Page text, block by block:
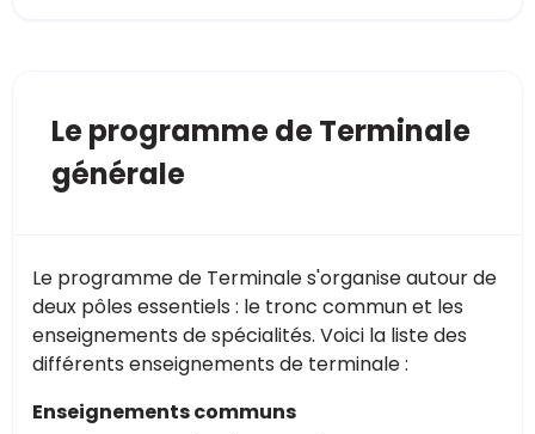
Le programme de Terminale
générale
Le programme de Terminale s'organise autour de
deux pôles essentiels : le tronc commun et les
enseignements de spécialités. Voici la liste des
différents enseignements de terminale :
Enseignements communs